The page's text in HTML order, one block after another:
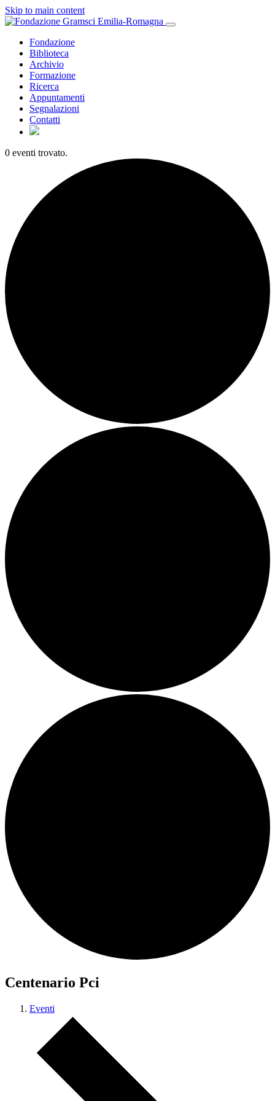
Skip to main content
Fondazione
Biblioteca
Archivio
Formazione
Ricerca
Appuntamenti
Segnalazioni
Contatti
0 eventi trovato.
Centenario Pci
Eventi